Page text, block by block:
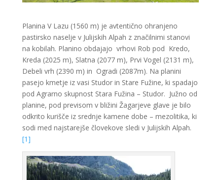
Planina V Lazu (1560 m) je avtentično ohranjeno
pastirsko naselje v Julijskih Alpah z značilnimi stanovi
na kobilah. Planino obdajajo vrhovi Rob pod Kredo,
Kreda (2025 m), Slatna (2077 m), Prvi Vogel (2131 m),
Debeli vrh (2390 m) in Ogradi (2087m). Na planini
pasejo kmetje iz vasi Studor in Stare Fužine, ki spadajo
pod Agrarno skupnost Stara Fužina – Studor. Južno od
planine, pod previsom v bližini Žagarjeve glave je bilo
odkrito kurišče iz srednje kamene dobe – mezolitika, ki
sodi med najstarejše človekove sledi v Julijskih Alpah.
[1]